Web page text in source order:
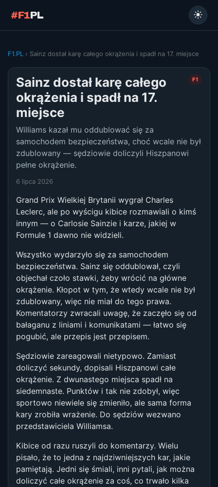
#F1PL
F1.PL › Sainz dostał karę całego okrążenia i spadł na 17. miejsce
F1
Sainz dostał karę całego
okrążenia i spadł na 17.
miejsce
Williams kazał mu oddublować się za
samochodem bezpieczeństwa, choć wcale nie był
zdublowany — sędziowie doliczyli Hiszpanowi
pełne okrążenie.
6 lipca 2026
Grand Prix Wielkiej Brytanii wygrał Charles
Leclerc, ale po wyścigu kibice rozmawiali o kimś
innym — o Carlosie Sainzie i karze, jakiej w
Formule 1 dawno nie widzieli.
Wszystko wydarzyło się za samochodem
bezpieczeństwa. Sainz się oddublował, czyli
objechał czoło stawki, żeby wrócić na główne
okrążenie. Kłopot w tym, że wtedy wcale nie był
zdublowany, więc nie miał do tego prawa.
Komentatorzy zwracali uwagę, że zaczęło się od
bałaganu z liniami i komunikatami — łatwo się
pogubić, ale przepis jest przepisem.
Sędziowie zareagowali nietypowo. Zamiast
doliczyć sekundy, dopisali Hiszpanowi całe
okrążenie. Z dwunastego miejsca spadł na
siedemnaste. Punktów i tak nie zdobył, więc
sportowo niewiele się zmieniło, ale sama forma
kary zrobiła wrażenie. Do sędziów wezwano
przedstawiciela Williamsa.
Kibice od razu ruszyli do komentarzy. Wielu
pisało, że to jedna z najdziwniejszych kar, jakie
pamiętają. Jedni się śmiali, inni pytali, jak można
doliczyć całe okrążenie za coś, co trwało kilka